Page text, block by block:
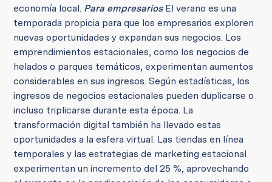
economía local. Para empresariosEl verano es una
temporada propicia para que los empresarios exploren
nuevas oportunidades y expandan sus negocios. Los
emprendimientos estacionales, como los negocios de
helados o parques temáticos, experimentan aumentos
considerables en sus ingresos. Según estadísticas, los
ingresos de negocios estacionales pueden duplicarse o
incluso triplicarse durante esta época. La
transformación digital también ha llevado estas
oportunidades a la esfera virtual. Las tiendas en línea
temporales y las estrategias de marketing estacional
experimentan un incremento del 25 %, aprovechando